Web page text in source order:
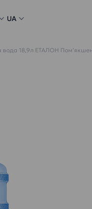
UA
вода 18,9л ЕТАЛОН